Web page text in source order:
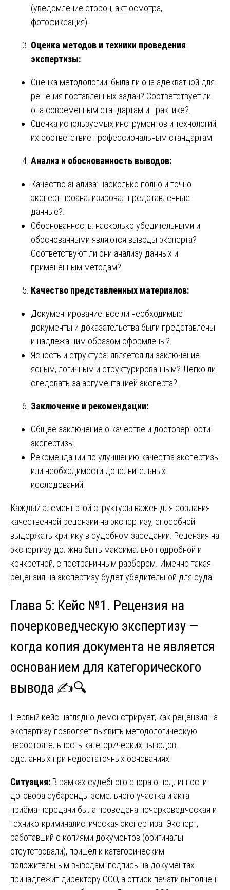
(уведомление сторон, акт осмотра,
фотофиксация).
Оценка методов и техники проведения
экспертизы:
Оценка методологии: была ли она адекватной для
решения поставленных задач? Соответствует ли
она современным стандартам и практике?.
Оценка используемых инструментов и технологий,
их соответствие профессиональным стандартам.
Анализ и обоснованность выводов:
Качество анализа: насколько полно и точно
эксперт проанализировал представленные
данные?.
Обоснованность: насколько убедительными и
обоснованными являются выводы эксперта?
Соответствуют ли они анализу данных и
применённым методам?.
Качество представленных материалов:
Документирование: все ли необходимые
документы и доказательства были представлены
и надлежащим образом оформлены?.
Ясность и структура: является ли заключение
ясным, логичным и структурированным? Легко ли
следовать за аргументацией эксперта?.
Заключение и рекомендации:
Общее заключение о качестве и достоверности
экспертизы.
Рекомендации по улучшению качества экспертизы
или необходимости дополнительных
исследований.
Каждый элемент этой структуры важен для создания
качественной рецензии на экспертизу, способной
выдержать критику в судебном заседании. Рецензия на
экспертизу должна быть максимально подробной и
конкретной, с постраничным разбором. Именно такая
рецензия на экспертизу будет убедительной для суда.
Глава 5: Кейс №1. Рецензия на
почерковедческую экспертизу —
когда копия документа не является
основанием для категорического
вывода ✍️🔍
Первый кейс наглядно демонстрирует, как рецензия на
экспертизу позволяет выявить методологическую
несостоятельность категорических выводов,
сделанных при недостаточных основаниях.
Ситуация: В рамках судебного спора о подлинности
договора субаренды земельного участка и акта
приёма-передачи была проведена почерковедческая и
технико-криминалистическая экспертиза. Эксперт,
работавший с копиями документов (оригиналы
отсутствовали), пришёл к категорическим
положительным выводам: подпись на документах
принадлежит директору ООО, а оттиск печати выполнен